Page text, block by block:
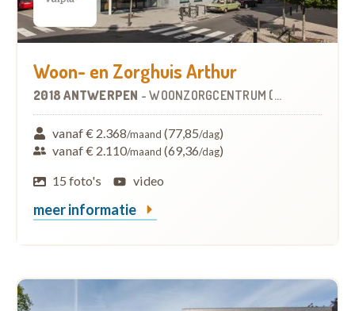
Woon- en Zorghuis Arthur
2018 ANTWERPEN -WOONZORGCENTRUM (WZC)
vanaf € 2.368/maand (77,85/dag)
vanaf € 2.110/maand (69,36/dag)
15 foto's
video
meer informatie